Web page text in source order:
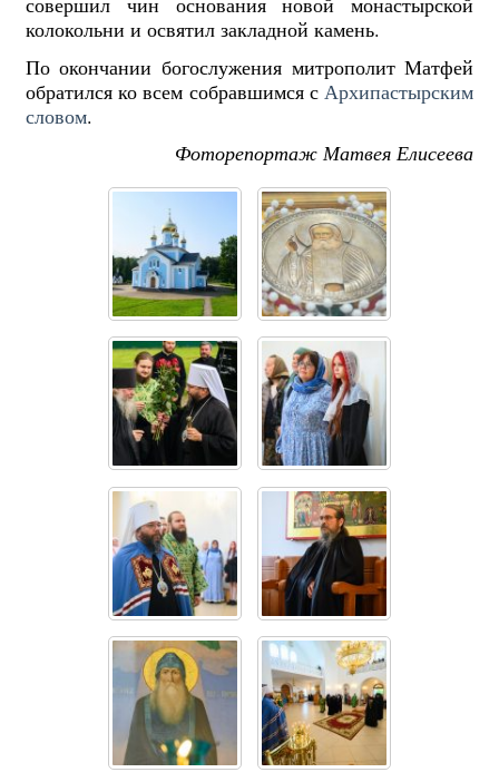
колокольни и освятил закладной камень.
По окончании богослужения митрополит Матфей
обратился ко всем собравшимся с Архипастырским
словом.
Фоторепортаж Матвея Елисеева